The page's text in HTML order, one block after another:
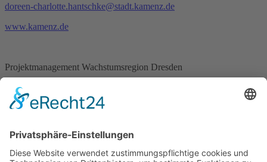
doreen-charlotte.hantschke@stadt.kamenz.de
www.kamenz.de
Projektmanagement Wachstumsregion Dresden
Planungsbüro Schubert GmbH & Co. KG
Ansprechpartnerin: Daniela Retzmann
info@wachstumsregion-dresden.de